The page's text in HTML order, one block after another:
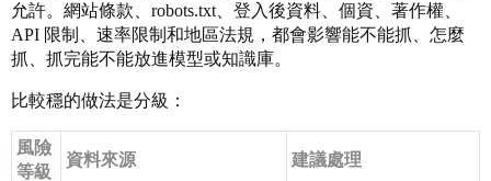
允許。網站條款、robots.txt、登入後資料、個資、著作權、
API 限制、速率限制和地區法規，都會影響能不能抓、怎麼
抓、抓完能不能放進模型或知識庫。
比較穩的做法是分級：
風險
等級
資料來源 建議處理